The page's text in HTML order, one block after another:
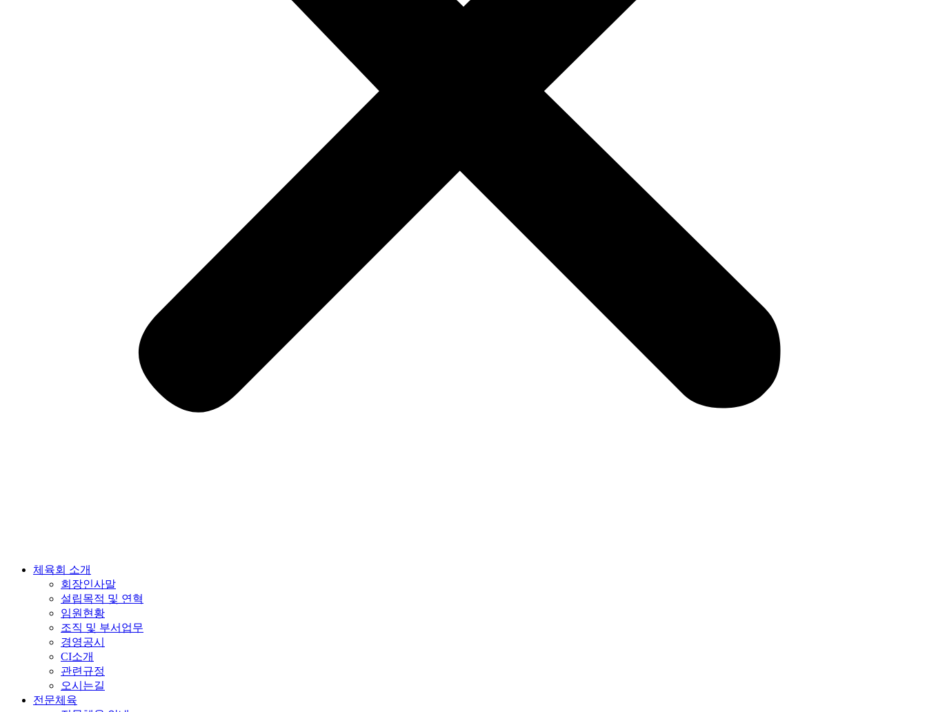
체육회 소개
회장인사말
설립목적 및 연혁
임원현황
조직 및 부서업무
경영공시
CI소개
관련규정
오시는길
전문체육